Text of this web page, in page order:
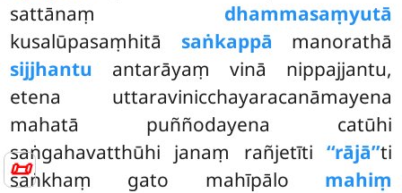
📜
sattānaṃ dhammasaṃyutā
kusalūpasaṃhitā saṅkappā manorathā
sijjhantu antarāyaṃ vinā nippajjantu,
etena uttaravinicchayaracanāmayena
mahatā puññodayena catūhi
saṅgahavatthūhi janaṃ rañjetīti ‘‘rājā’’ti
saṅkhaṃ gato mahīpālo mahiṃ